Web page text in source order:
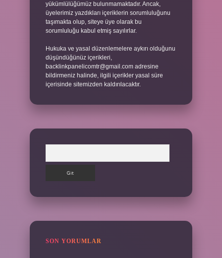
yükümlülüğümüz bulunmamaktadır. Ancak,
üyelerimiz yazdıkları içeriklerin sorumluluğunu
taşımakta olup, siteye üye olarak bu
sorumluluğu kabul etmiş sayılırlar.
Hukuka ve yasal düzenlemelere aykırı olduğunu
düşündüğünüz içerikleri,
backlinkpanelicomtr@gmail.com adresine
bildirmeniz halinde, ilgili içerikler yasal süre
içerisinde sitemizden kaldırılacaktır.
SON YORUMLAR